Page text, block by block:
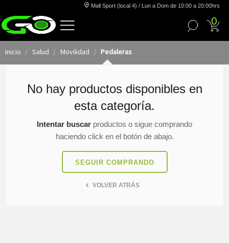
Mall Sport (local 4) / Lun a Dom de 10:00 a 20:00hrs
0
Inicio Salud Movilidad Pedaleras
No hay productos disponibles en
esta categoría.
Intentar buscar productos o sigue comprando
haciendo click en el botón de abajo.
SEGUIR COMPRANDO
VOLVER ATRÁS